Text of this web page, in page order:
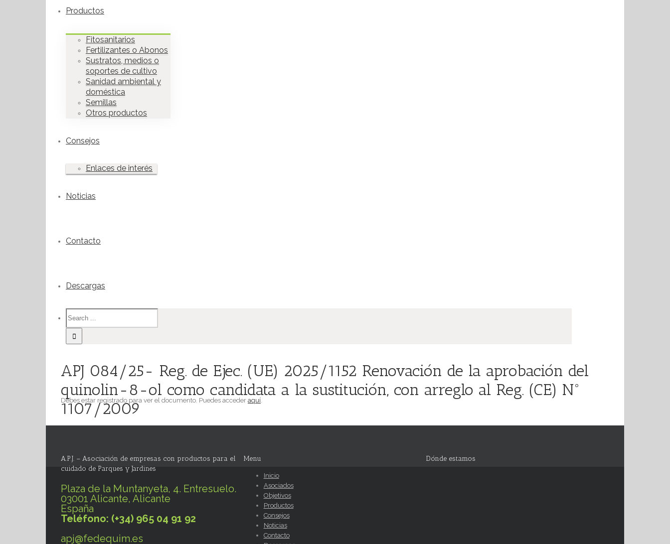
Productos
Fitosanitarios
Fertilizantes o Abonos
Sustratos, medios o
soportes de cultivo
Sanidad ambiental y
doméstica
Semillas
Otros productos
Consejos
Enlaces de interés
Noticias
Contacto
Descargas
APJ 084/25- Reg. de Ejec. (UE) 2025/1152 Renovación de la aprobación del
quinolin-8-ol como candidata a la sustitución, con arreglo al Reg. (CE) N°
1107/2009
Debes estar registrado para ver el documento. Puedes acceder aquí.
A.P.J. – Asociación de empresas con productos para el
cuidado de Parques y Jardines
Plaza de la Muntanyeta, 4. Entresuelo.
03001 Alicante, Alicante
España
Teléfono: (+34) 965 04 91 92
apj@fedequim.es
Menu
Inicio
Asociados
Objetivos
Productos
Consejos
Noticias
Contacto
Dónde estamos